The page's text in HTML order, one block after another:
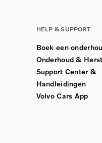
HELP & SUPPORT
Boek een
Onderhoud &
Support Center &
Handleidingen
Volvo Cars App